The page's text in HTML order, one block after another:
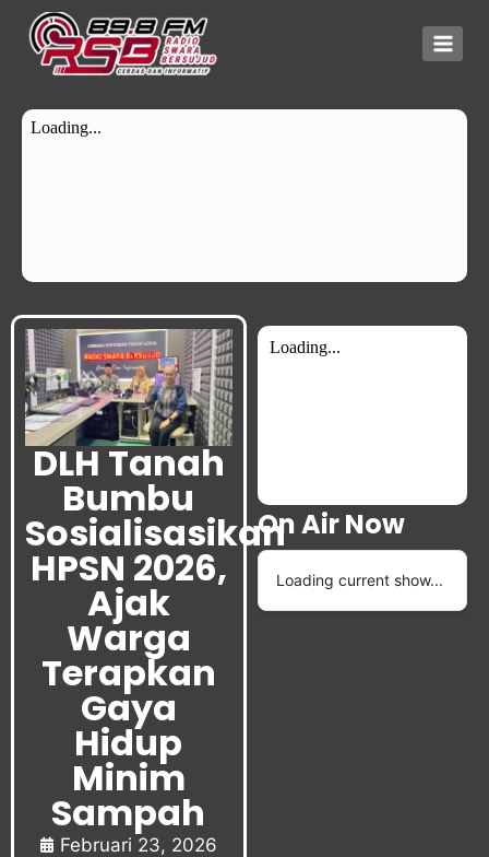
DLH Tanah
Bumbu
Sosialisasikan
HPSN 2026,
Ajak
Warga
Terapkan
Gaya
Hidup
Minim
Sampah
Februari 23, 2026
On Air Now
Loading current show...